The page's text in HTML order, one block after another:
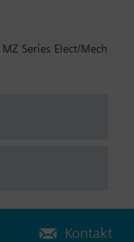
Series Elect/Mech
Kontakt